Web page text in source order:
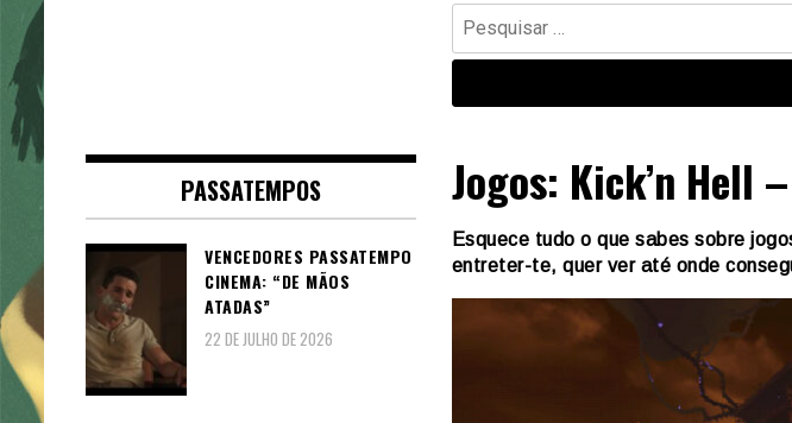
Pesquisar
por:
Jogos: Kick’n Hell
Esquece tudo o que sabes sobre
entreter-te, quer ver até onde
PASSATEMPOS
VENCEDORES PASSATEMPO
CINEMA: “DE MÃOS
ATADAS”
22 DE JULHO DE 2026